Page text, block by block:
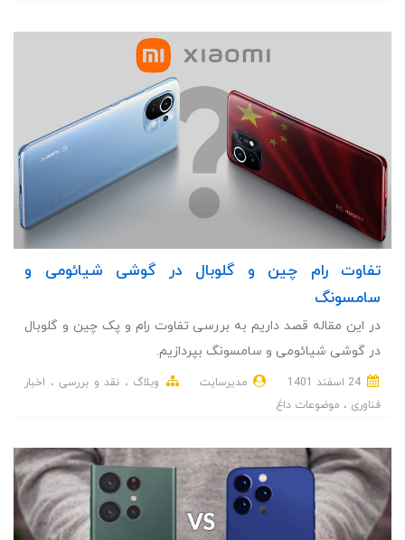
تفاوت رام چین و گلوبال در گوشی شیائومی و
سامسونگ
در این مقاله قصد داریم به بررسی تفاوت رام و پک چین و گلوبال
در گوشی شیائومی و سامسونگ بپردازیم.
مدیرسایت وبلاگ نقد و بررسی
اخبار
فناوری
موضوعات داغ